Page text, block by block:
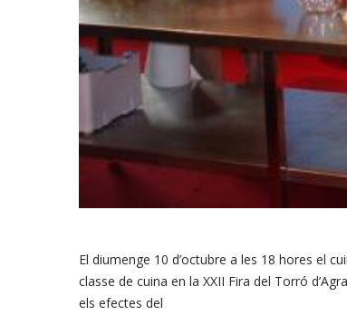
El diumenge 10 d’octubre a les 18 hores el
classe de cuina en la XXII Fira del Torró
els efectes del